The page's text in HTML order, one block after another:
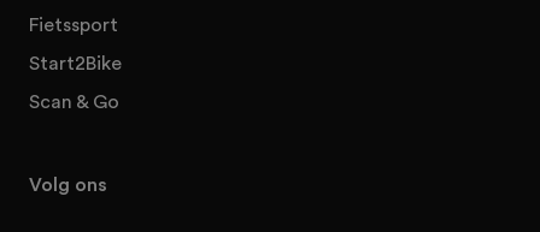
Fietssport
Start2Bike
Scan & Go
Volg ons